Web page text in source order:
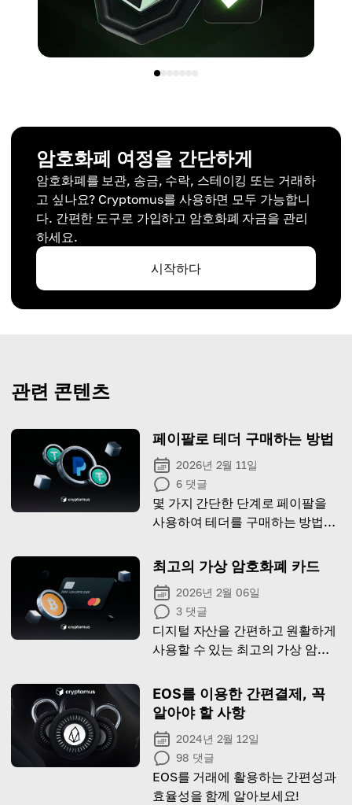
암호화폐 여정을 간단하게
암호화폐를 보관, 송금, 수락, 스테이킹 또는 거래하
고 싶나요? Cryptomus를 사용하면 모두 가능합니
다. 간편한 도구로 가입하고 암호화폐 자금을 관리
하세요.
시작하다
관련 콘텐츠
페이팔로 테더 구매하는 방법
2026년 2월 11일
6 댓글
몇 가지 간단한 단계로 페이팔을
사용하여 테더를 구매하는 방법을
최고의 가상 암호화폐 카드
2026년 2월 06일
3 댓글
디지털 자산을 간편하고 원활하게
사용할 수 있는 최고의 가상 암호
EOS를 이용한 간편결제, 꼭
알아야 할 사항
2024년 2월 12일
98 댓글
EOS를 거래에 활용하는 간편성과
효율성을 함께 알아보세요!